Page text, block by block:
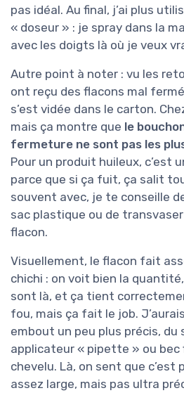
pas idéal. Au final, j’ai plus
« doseur » : je spray dans la
avec les doigts là où je veux
Autre point à noter : vu les
ont reçu des flacons mal
s’est vidée dans le carton.
mais ça montre que le
fermeture ne sont pas les
Pour un produit huileux, c’est
parce que si ça fuit, ça salit
souvent avec, je te conseille
sac plastique ou de
flacon.
Visuellement, le flacon fait
chichi : on voit bien la
sont là, et ça tient
fou, mais ça fait le job.
embout un peu plus précis, du
applicateur « pipette » ou bec
chevelu. Là, on sent que c’est
assez large, mais pas ultra